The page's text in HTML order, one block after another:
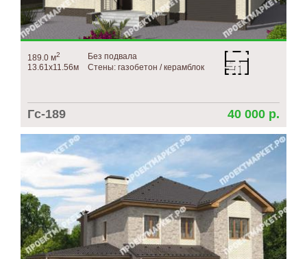
189.0 м2
13.61х11.56м
Без подвала
Стены: газобетон / керамблок
Гс-189 40 000 р.